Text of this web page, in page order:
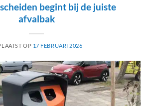
begint bij de juiste
afvalbak
OP 17 FEBRUARI 2026